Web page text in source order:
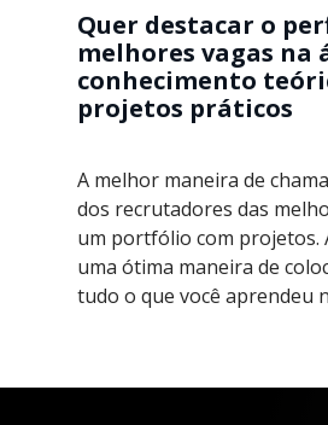
Quer destacar o
melhores vagas na
conhecimento
projetos práticos
A melhor maneira de
dos recrutadores das
um portfólio com projetos.
uma ótima maneira de
tudo o que você aprendeu